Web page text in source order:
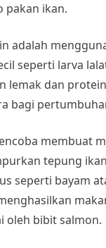
pakan ikan.
adalah
seperti larva
lemak dan
bagi
membuat
tepung
seperti bayam
oleh bibit salmon.